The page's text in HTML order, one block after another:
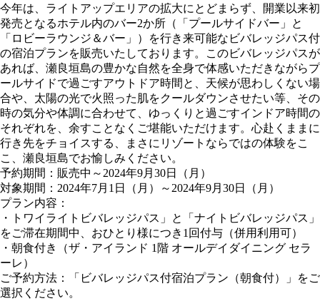
今年は、ライトアップエリアの拡大にとどまらず、開業以来初
発売となるホテル内のバー2か所（「プールサイドバー」と
「ロビーラウンジ＆バー」）を行き来可能なビバレッジパス付
の宿泊プランを販売いたしております。このビバレッジパスが
あれば、瀬良垣島の豊かな自然を全身で体感いただきながらプ
ールサイドで過ごすアウトドア時間と、天候が思わしくない場
合や、太陽の光で火照った肌をクールダウンさせたい等、その
時の気分や体調に合わせて、ゆっくりと過ごすインドア時間の
それぞれを、余すことなくご堪能いただけます。心赴くままに
行き先をチョイスする、まさにリゾートならではの体験をこ
こ、瀬良垣島でお愉しみください。
予約期間：販売中～2024年9月30日（月）
対象期間：2024年7月1日（月）～2024年9月30日（月）
プラン内容：
・トワイライトビバレッジパス」と「ナイトビバレッジパス」
をご滞在期間中、おひとり様につき1回付与（併用利用可）
・朝食付き（ザ・アイランド 1階 オールデイダイニング セラ
ーレ）
ご予約方法：「ビバレッジパス付宿泊プラン（朝食付）」をご
選択ください。